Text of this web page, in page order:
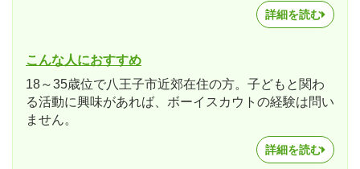
詳細を読む
こんな人におすすめ
18～35歳位で八王子市近郊在住の方。子どもと関わ
る活動に興味があれば、ボーイスカウトの経験は問い
ません。
詳細を読む